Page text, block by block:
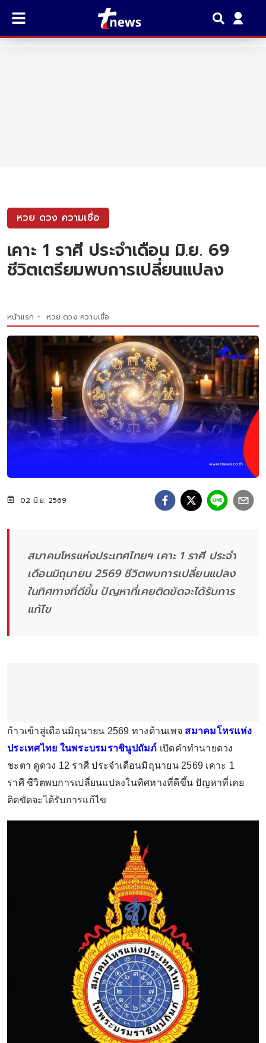
หวย ดวง ความเชื่อ
เคาะ 1 ราศี ประจำเดือน มิ.ย. 69
ชีวิตเตรียมพบการเปลี่ยนแปลง
หน้าแรก หวย ดวง ความเชื่อ
02 มิ.ย. 2569
สมาคมโหรแห่งประเทศไทยฯ เคาะ 1 ราศี ประจำ
เดือนมิถุนายน 2569 ชีวิตพบการเปลี่ยนแปลง
ในทิศทางที่ดีขึ้น ปัญหาที่เคยติดขัดจะได้รับการ
แก้ไข
ก้าวเข้าสู่เดือนมิถุนายน 2569 ทางด้านเพจ สมาคมโหรแห่ง
ประเทศไทย ในพระบรมราชินูปถัมภ์ เปิดคำทำนายดวง
ชะตา ดูดวง 12 ราศี ประจำเดือนมิถุนายน 2569 เคาะ 1
ราศี ชีวิตพบการเปลี่ยนแปลงในทิศทางที่ดีขึ้น ปัญหาที่เคย
ติดขัดจะได้รับการแก้ไข